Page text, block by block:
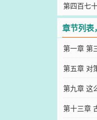
第四百七
章节列表
第一章 第
第五章 对
第九章 这
第十三章